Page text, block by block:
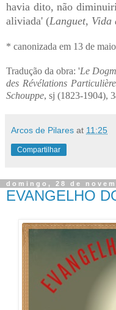
havia dito, não
aliviada' (Languet,
* canonizada em 13 de
Tradução da obra: 'Le
des Révélations
Schouppe, sj (1823-1904),
Arcos de Pilares at 11:25
Compartilhar
domingo, 28 de
EVANGELHO